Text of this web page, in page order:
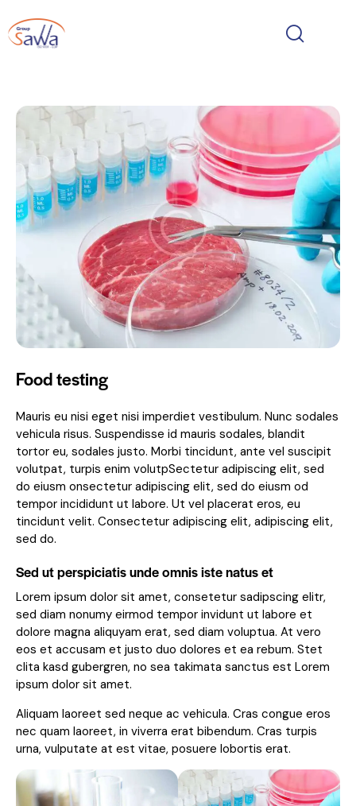
Food testing
Mauris eu nisi eget nisi imperdiet vestibulum. Nunc sodales
vehicula risus. Suspendisse id mauris sodales, blandit
tortor eu, sodales justo. Morbi tincidunt, ante vel suscipit
volutpat, turpis enim volutpSectetur adipiscing elit, sed
do eiusm onsectetur adipiscing elit, sed do eiusm od
tempor incididunt ut labore. Ut vel placerat eros, eu
tincidunt velit. Consectetur adipiscing elit, adipiscing elit,
sed do.
Sed ut perspiciatis unde omnis iste natus et
Lorem ipsum dolor sit amet, consetetur sadipscing elitr,
sed diam nonumy eirmod tempor invidunt ut labore et
dolore magna aliquyam erat, sed diam voluptua. At vero
eos et accusam et justo duo dolores et ea rebum. Stet
clita kasd gubergren, no sea takimata sanctus est Lorem
ipsum dolor sit amet.
Aliquam laoreet sed neque ac vehicula. Cras congue eros
nec quam laoreet, in viverra erat bibendum. Cras turpis
urna, vulputate at est vitae, posuere lobortis erat.